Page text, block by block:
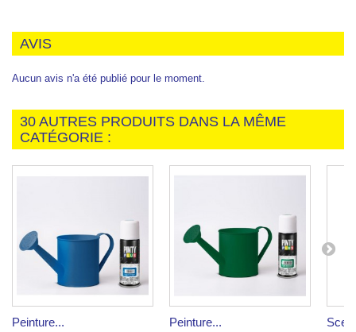
AVIS
Aucun avis n'a été publié pour le moment.
30 AUTRES PRODUITS DANS LA MÊME
CATÉGORIE :
Peinture... Peinture...